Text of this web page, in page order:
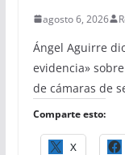
agosto 6, 2026
Ángel Aguirre
evidencia»
de cámaras de
Comparte esto:
X